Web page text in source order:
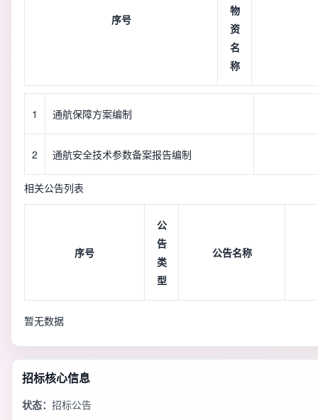
序号
物
资
名
称
1 通航保障方案编制
2 通航安全技术参数备案报告编制
相关公告列表
序号
公
告
类
型
公告名称
暂无数据
招标核心信息
状态： 招标公告